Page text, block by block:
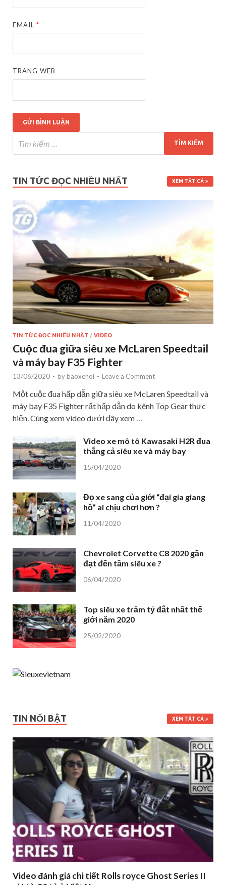
EMAIL*
TRANG WEB
TIN TỨC ĐỌC NHIỀU NHẤT XEM TẤT CẢ
TIN TỨC ĐỌC NHIỀU NHẤT / VIDEO
Cuộc đua giữa siêu xe McLaren Speedtail
và máy bay F35 Fighter
13/06/2020 - by baoxehoi - Leave a Comment
Một cuộc đua hấp dẫn giữa siêu xe McLaren Speedtail và
máy bay F35 Fighter rất hấp dẫn do kênh Top Gear thực
hiện. Cùng xem video dưới đây xem …
Video xe mô tô Kawasaki H2R đua
thắng cả siêu xe và máy bay
15/04/2020
Đọ xe sang của giới “đại gia giang
hồ” ai chịu chơi hơn ?
11/04/2020
Chevrolet Corvette C8 2020 gần
đạt đến tầm siêu xe ?
06/04/2020
Top siêu xe trăm tỷ đắt nhất thế
giới năm 2020
25/02/2020
TIN NỔI BẬT XEM TẤT CẢ
Video đánh giá chi tiết Rolls royce Ghost Series II